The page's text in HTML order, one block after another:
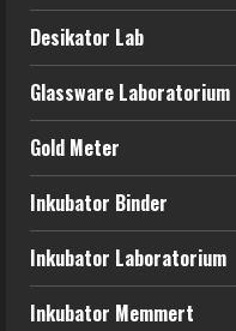
Desikator Lab
Glassware Laboratorium
Gold Meter
Inkubator Binder
Inkubator Laboratorium
Inkubator Memmert